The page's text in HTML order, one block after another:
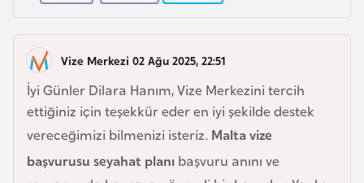
Vize Merkezi 02 Ağu 2025, 22:51
İyi Günler Dilara Hanım, Vize Merkezini tercih
ettiğiniz için teşekkür eder en iyi şekilde destek
vereceğimizi bilmenizi isteriz. Malta vize
başvurusu seyahat planı başvuru anını ve
A
z
e
r
b
a
y